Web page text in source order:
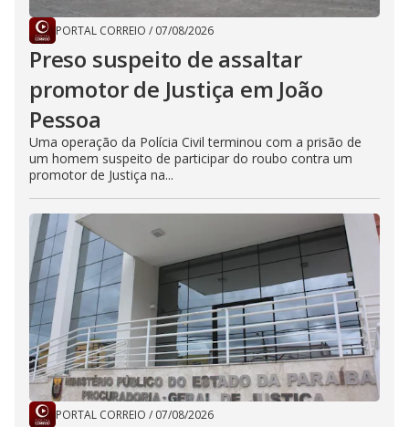
PORTAL CORREIO / 07/08/2026
Preso suspeito de assaltar
promotor de Justiça em João
Pessoa
Uma operação da Polícia Civil terminou com a prisão de
um homem suspeito de participar do roubo contra um
promotor de Justiça na...
PORTAL CORREIO / 07/08/2026